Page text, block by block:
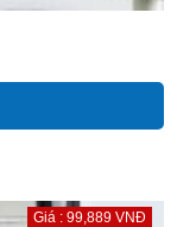
Giá : 99,889 VNĐ